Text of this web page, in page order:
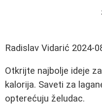
Radislav Vidarić 2024-
Otkrijte najbolje ideje
kalorija. Saveti za
opterećuju želudac.